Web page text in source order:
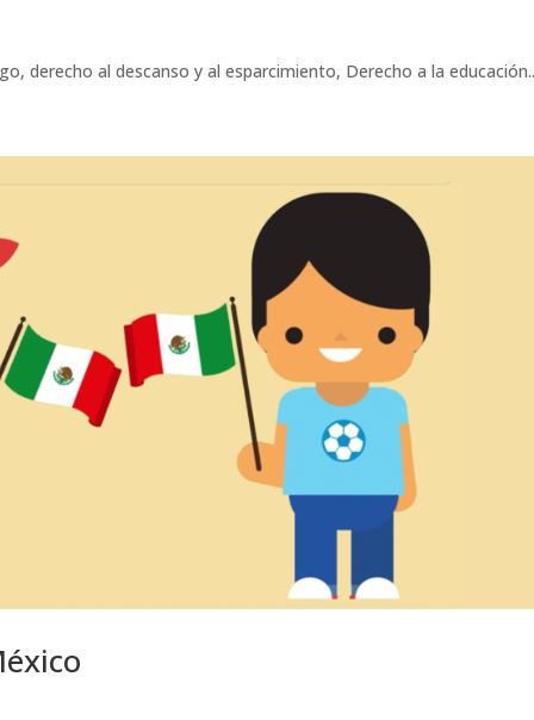
derecho al descanso y al esparcimiento, Derecho a la